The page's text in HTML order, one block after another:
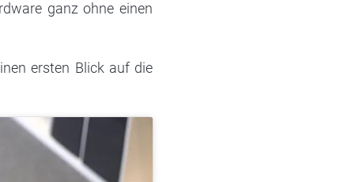
ganz ohne einen
ersten Blick auf die